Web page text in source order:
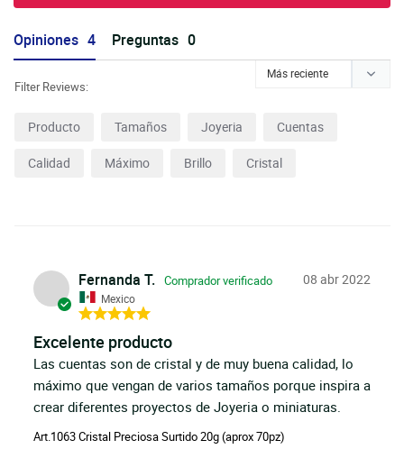
Opiniones Preguntas
Filter Reviews:
Producto Tamaños Joyeria Cuentas
Calidad Máximo Brillo Cristal
08 abr 2022
Fernanda T.
Mexico
Excelente producto
Las cuentas son de cristal y de muy buena calidad, lo
máximo que vengan de varios tamaños porque inspira a
crear diferentes proyectos de Joyeria o miniaturas.
Art.1063 Cristal Preciosa Surtido 20g (aprox 70pz)